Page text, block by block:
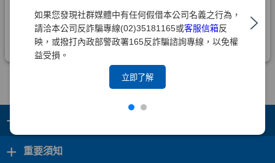
如果您發現社群媒體中有任何假借本公司名義之行為，
請洽本公司反詐騙專線(02)35181165或客服信箱反
映，或撥打內政部警政署165反詐騙諮詢專線，以免權
益受損。
立即了解
+
+ 重要須知